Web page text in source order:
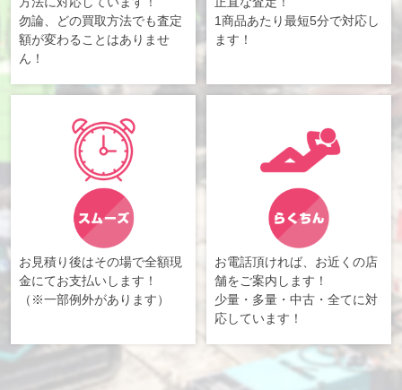
勿論、どの買取方法でも査定
額が変わることはありませ
ん！
1商品あたり最短5分で対応し
ます！
お見積り後はその場で全額現
金にてお支払いします！
（※一部例外があります）
お電話頂ければ、お近くの店
舗をご案内します！
少量・多量・中古・全てに対
応しています！